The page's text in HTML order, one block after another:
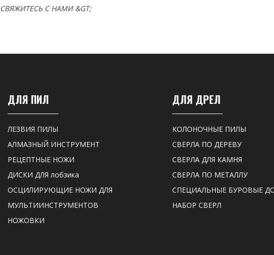
СВЯЖИТЕСЬ С НАМИ &GT;
ДЛЯ ПИЛ
ЛЕЗВИЯ ПИЛЫ
АЛМАЗНЫЙ ИНСТРУМЕНТ
РЕЦЕПТНЫЕ НОЖИ
ДИСКИ ДЛЯ лобзика
ОСЦИЛИРУЮЩИЕ НОЖИ ДЛЯ
МУЛЬТИИНСТРУМЕНТОВ
НОЖОВКИ
ДЛЯ ДРЕЛ
КОЛОНОЧНЫЕ ПИЛЫ
СВЕРЛА ПО ДЕРЕВУ
СВЕРЛА ДЛЯ КАМНЯ
СВЕРЛА ПО МЕТАЛЛУ
СПЕЦИАЛЬНЫЕ БУРОВЫЕ
НАБОР СВЕРЛ